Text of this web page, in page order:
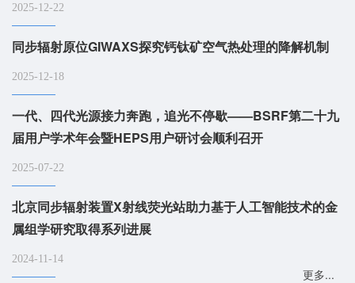
2025-12-22
同步辐射原位GIWAXS探究钙钛矿空气热处理的降解机制
2025-12-18
一代、四代光源接力奔跑，追光不停歇——BSRF第二十九
届用户学术年会暨HEPS用户研讨会顺利召开
2025-07-22
北京同步辐射装置X射线荧光站助力基于人工智能技术的金
属组学研究取得系列进展
2024-11-14
更多...